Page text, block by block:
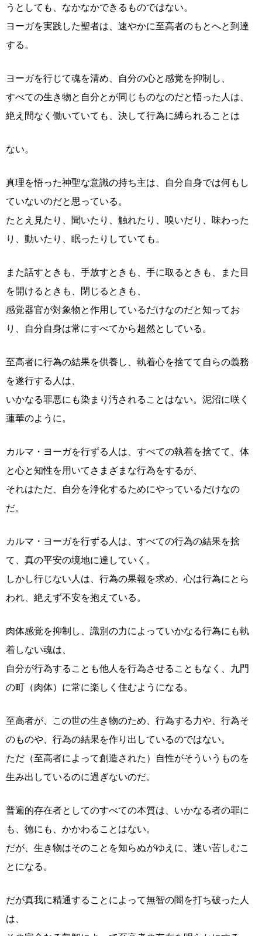
うとしても、なかなかできるものではない。
ヨーガを実践した聖者は、速やかに至高者のもとへと到達
する。
ヨーガを行じて魂を清め、自分の心と感覚を抑制し、
すべての生き物と自分とが同じものなのだと悟った人は、
絶え間なく働いていても、決して行為に縛られることは
ない。
真理を悟った神聖な意識の持ち主は、自分自身では何もし
ていないのだと思っている。
たとえ見たり、聞いたり、触れたり、嗅いだり、味わった
り、動いたり、眠ったりしていても。
また話すときも、手放すときも、手に取るときも、また目
を開けるときも、閉じるときも、
感覚器官が対象物と作用しているだけなのだと知ってお
り、自分自身は常にすべてから超然としている。
至高者に行為の結果を供養し、執着心を捨てて自らの義務
を遂行する人は、
いかなる罪悪にも染まり汚されることはない。泥沼に咲く
蓮華のように。
カルマ・ヨーガを行ずる人は、すべての執着を捨てて、体
と心と知性を用いてさまざまな行為をするが、
それはただ、自分を浄化するためにやっているだけなの
だ。
カルマ・ヨーガを行ずる人は、すべての行為の結果を捨
て、真の平安の境地に達していく。
しかし行じない人は、行為の果報を求め、心は行為にとら
われ、絶えず不安を抱えている。
肉体感覚を抑制し、識別の力によっていかなる行為にも執
着しない魂は、
自分が行為することも他人を行為させることもなく、九門
の町（肉体）に常に楽しく住むようになる。
至高者が、この世の生き物のため、行為する力や、行為そ
のものや、行為の結果を作り出しているのではない。
ただ（至高者によって創造された）自性がそういうものを
生み出しているのに過ぎないのだ。
普遍的存在者としてのすべての本質は、いかなる者の罪に
も、徳にも、かかわることはない。
だが、生き物はそのことを知らぬがゆえに、迷い苦しむこ
とになる。
だが真我に精通することによって無智の闇を打ち破った人
は、